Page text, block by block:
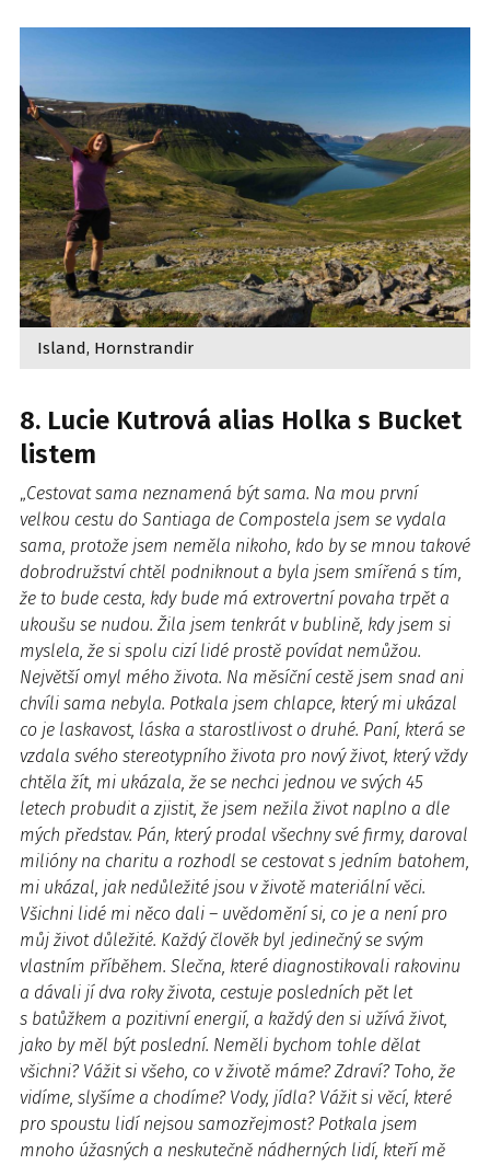
Island, Hornstrandir
8. Lucie Kutrová alias Holka s Bucket
listem
„Cestovat sama neznamená být sama. Na mou první
velkou cestu do Santiaga de Compostela jsem se vydala
sama, protože jsem neměla nikoho, kdo by se mnou takové
dobrodružství chtěl podniknout a byla jsem smířená s tím,
že to bude cesta, kdy bude má extrovertní povaha trpět a
ukoušu se nudou. Žila jsem tenkrát v bublině, kdy jsem si
myslela, že si spolu cizí lidé prostě povídat nemůžou.
Největší omyl mého života. Na měsíční cestě jsem snad ani
chvíli sama nebyla. Potkala jsem chlapce, který mi ukázal
co je laskavost, láska a starostlivost o druhé. Paní, která se
vzdala svého stereotypního života pro nový život, který vždy
chtěla žít, mi ukázala, že se nechci jednou ve svých 45
letech probudit a zjistit, že jsem nežila život naplno a dle
mých představ. Pán, který prodal všechny své firmy, daroval
milióny na charitu a rozhodl se cestovat s jedním batohem,
mi ukázal, jak nedůležité jsou v životě materiální věci.
Všichni lidé mi něco dali – uvědomění si, co je a není pro
můj život důležité. Každý člověk byl jedinečný se svým
vlastním příběhem. Slečna, které diagnostikovali rakovinu
a dávali jí dva roky života, cestuje posledních pět let
s batůžkem a pozitivní energií, a každý den si užívá život,
jako by měl být poslední. Neměli bychom tohle dělat
všichni? Vážit si všeho, co v životě máme? Zdraví? Toho, že
vidíme, slyšíme a chodíme? Vody, jídla? Vážit si věcí, které
pro spoustu lidí nejsou samozřejmost? Potkala jsem
mnoho úžasných a neskutečně nádherných lidí, kteří mě